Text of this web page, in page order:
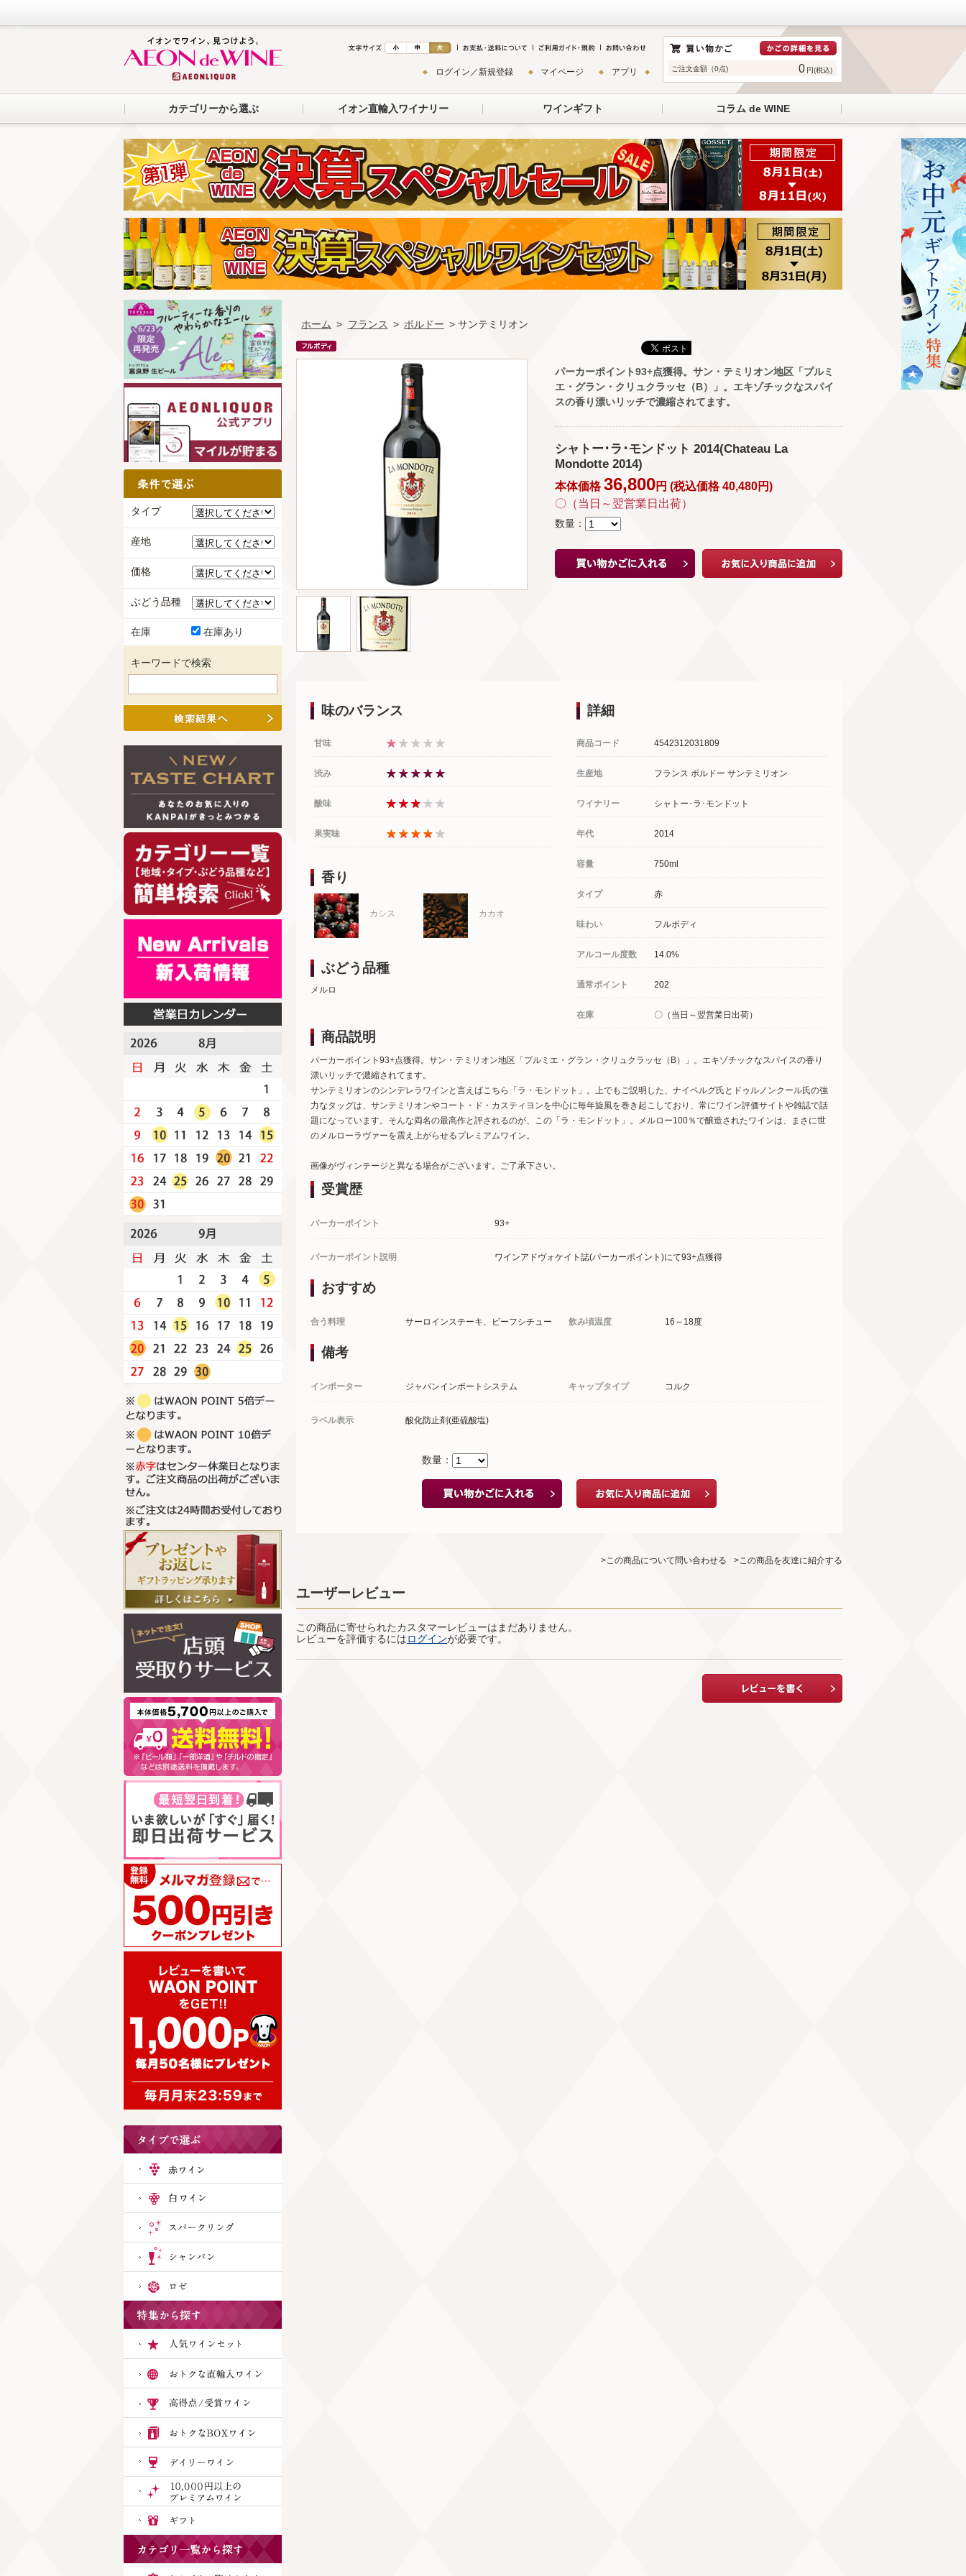
ご注文金額（0点) 0 円(税込)
ログイン／新規登録 マイページ アプリ
カテゴリーから選ぶ イオン直輸入ワイナリー ワインギフト コラム de WINE
ホーム > フランス > ボルドー > サンテミリオン
パーカーポイント93+点獲得。サン・テミリオン地区「プルミ
エ・グラン・クリュクラッセ（B）」。エキゾチックなスパイ
スの香り漂いリッチで濃縮されてます。
シャトー･ラ･モンドット 2014(Chateau La
Mondotte 2014)
本体価格36,800円 (税込価格40,480円)
〇（当日～翌営業日出荷）
数量：
詳細
商品コード 4542312031809
生産地 フランス ボルドー サンテミリオン
ワイナリー シャトー･ラ･モンドット
年代 2014
容量 750ml
タイプ 赤
味わい フルボディ
アルコール度数 14.0%
通常ポイント 202
在庫 〇（当日～翌営業日出荷）
味のバランス
甘味
渋み
酸味
果実味
香り
カシス カカオ
ぶどう品種
メルロ
商品説明
パーカーポイント93+点獲得。サン・テミリオン地区「プルミエ・グラン・クリュクラッセ（B）」。エキゾチックなスパイスの香り
漂いリッチで濃縮されてます。
サンテミリオンのシンデレラワインと言えばこちら「ラ・モンドット」。上でもご説明した、ナイペルグ氏とドゥルノンクール氏の強
力なタッグは、サンテミリオンやコート・ド・カスティヨンを中心に毎年旋風を巻き起こしており、常にワイン評価サイトや雑誌で話
題になっています。そんな両名の最高作と評されるのが、この「ラ・モンドット」。メルロー100％で醸造されたワインは、まさに世
のメルローラヴァーを震え上がらせるプレミアムワイン。
画像がヴィンテージと異なる場合がございます。ご了承下さい。
受賞歴
パーカーポイント 93+
パーカーポイント説明 ワインアドヴォケイト誌(パーカーポイント)にて93+点獲得
おすすめ
合う料理 サーロインステーキ、ビーフシチュー 飲み頃温度 16～18度
備考
インポーター ジャパンインポートシステム キャップタイプ コルク
ラベル表示 酸化防止剤(亜硫酸塩)
数量：
>この商品について問い合わせる >この商品を友達に紹介する
ユーザーレビュー
この商品に寄せられたカスタマーレビューはまだありません。
レビューを評価するにはログインが必要です。
タイプ
産地
価格
ぶどう品種
在庫 在庫あり
キーワードで検索